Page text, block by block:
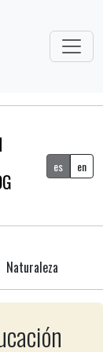
es en
Naturaleza